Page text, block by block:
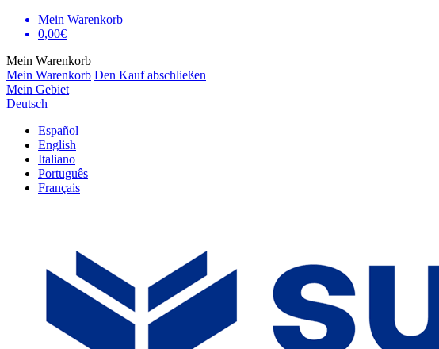
Mein Warenkorb
0,00€
Mein Warenkorb
Mein Warenkorb Den Kauf abschließen
Mein Gebiet
Deutsch
Español
English
Italiano
Português
Français